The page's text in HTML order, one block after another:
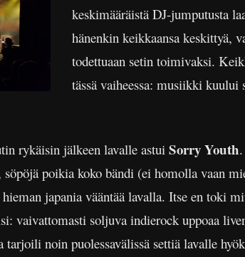
keskimääräistä DJ-jumputusta
hänenkin keikkaansa keskittyä,
todettuaan setin toimivaksi.
tässä vaiheessa: musiikki
rykäisin jälkeen lavalle astui Sorry Youth
poikia koko bändi (ei homolla vaan
japania vääntää lavalla. Itse en toki
vaivattomasti soljuva indierock uppoaa
tarjoili noin puolessavälissä settiä lavalle